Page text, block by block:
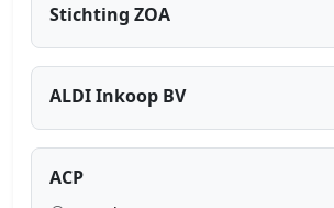
Stichting ZOA
ALDI Inkoop BV
ACP